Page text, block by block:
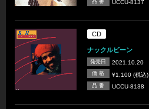
UCCU-8137
CD
ナックルビーン
発売日 2021.10.20
価 格 ¥1,100 (税込)
品 番 UCCU-8138